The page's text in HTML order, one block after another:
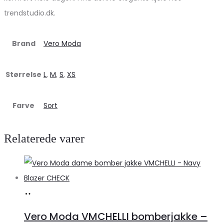
trendstudio.dk.
Brand Vero Moda
Størrelse L, M, S, XS
Farve Sort
Relaterede varer
Vero Moda VMCHELLI bomberjakke –